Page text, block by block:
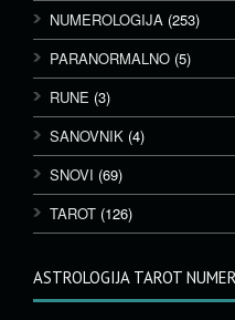
NUMEROLOGIJA (253)
PARANORMALNO (5)
RUNE (3)
SANOVNIK (4)
SNOVI (69)
TAROT (126)
ASTROLOGIJA TAROT